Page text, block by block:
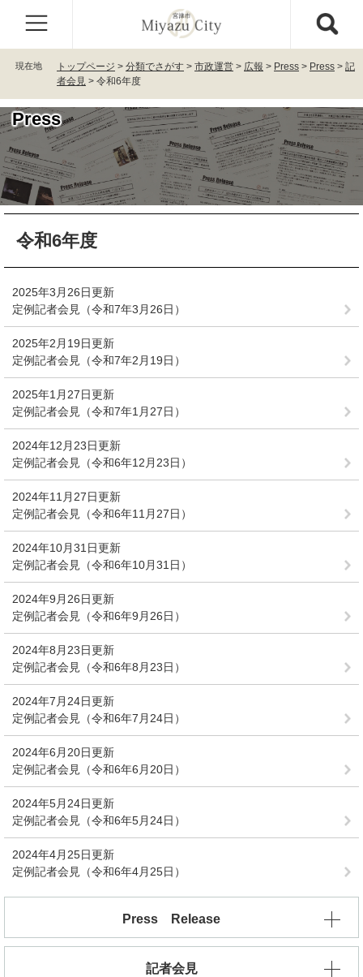
で
す
。
ば
し
て
本
文
へ
現在地 トップページ > 分類でさがす > 市政運営 > 広報 > Press > Press > 記
者会見 > 令和6年度
Press
令和6年度
2025年3月26日更新
定例記者会見（令和7年3月26日）
2025年2月19日更新
定例記者会見（令和7年2月19日）
2025年1月27日更新
定例記者会見（令和7年1月27日）
2024年12月23日更新
定例記者会見（令和6年12月23日）
2024年11月27日更新
定例記者会見（令和6年11月27日）
2024年10月31日更新
定例記者会見（令和6年10月31日）
2024年9月26日更新
定例記者会見（令和6年9月26日）
2024年8月23日更新
定例記者会見（令和6年8月23日）
2024年7月24日更新
定例記者会見（令和6年7月24日）
2024年6月20日更新
定例記者会見（令和6年6月20日）
2024年5月24日更新
定例記者会見（令和6年5月24日）
2024年4月25日更新
定例記者会見（令和6年4月25日）
Press Release
記者会見